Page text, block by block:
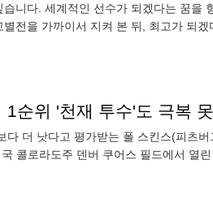
니다. 세계적인 선수가 되겠다는 꿈을
전을 가까이서 지켜 본 뒤, 최고가 되겠
더 낫다고 평가받는 폴 스킨스(피츠버
콜로라도주 덴버 쿠어스 필드에서 열린